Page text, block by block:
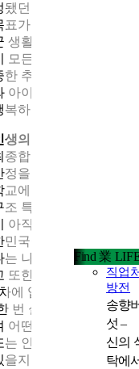
Find 業
직업처
방전
송향
섯 –
신의
탁에
됐던 시험 일정이 3개
표가 무산되었고, 그로
생활 퇴직금으로 가정
모든 어려움이 이제는
한 추억이 되었고, 군복
아이들이 이제는 또 다
복하기만 합니다.
생의 전반전(직업군인)
종합격 후 자랑스러운
정을 위한 경력증명서
교에 입교하게 되었습
조 특채 도전에 대한 희
아직 남아 있어서 결
민국에서 가장 공정한
는 나름의 긍정적인 자
또한 상위권의 임용 성
에 입교하였습니다.
번 실수는 병가의 상
어떤 잘못이나 실수를
는 인생을 살아가면서
을지도 모를 동료 전우